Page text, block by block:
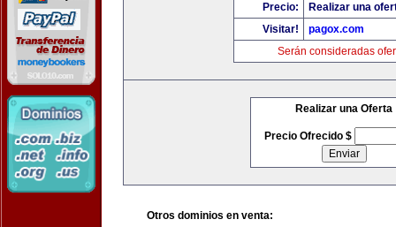
Precio:
Realizar una
Visitar!
pagox.com
Serán consideradas
Realizar una Oferta
Precio Ofrecido $
Otros dominios en venta: